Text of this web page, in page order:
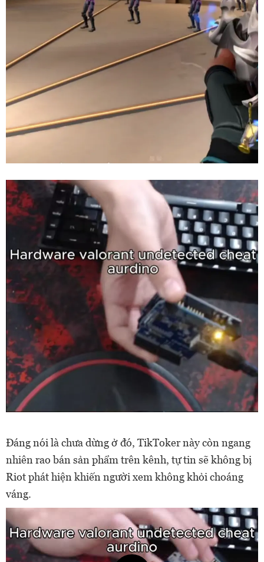
Đáng nói là chưa dừng ở đó, TikToker này còn ngang
nhiên rao bán sản phẩm trên kênh, tự tin sẽ không bị
Riot phát hiện khiến người xem không khỏi choáng
váng.